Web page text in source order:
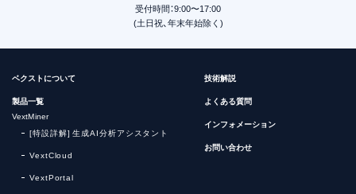
受付時間：9:00〜17:00
(土日祝、年末年始除く)
ベクストについて
製品一覧
VextMiner
[特設詳解] 生成AI分析アシスタント
VextCloud
VextPortal
技術解説
よくある質問
インフォメーション
お問い合わせ